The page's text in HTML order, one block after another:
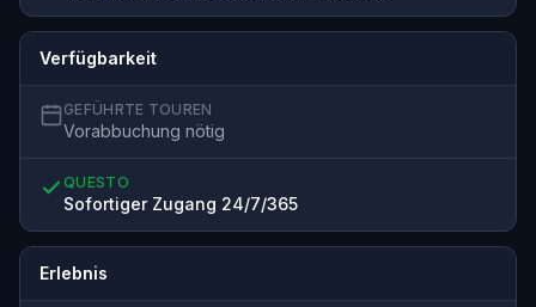
Verfügbarkeit
GEFÜHRTE TOUREN
Vorabbuchung nötig
QUESTO
Sofortiger Zugang 24/7/365
Erlebnis